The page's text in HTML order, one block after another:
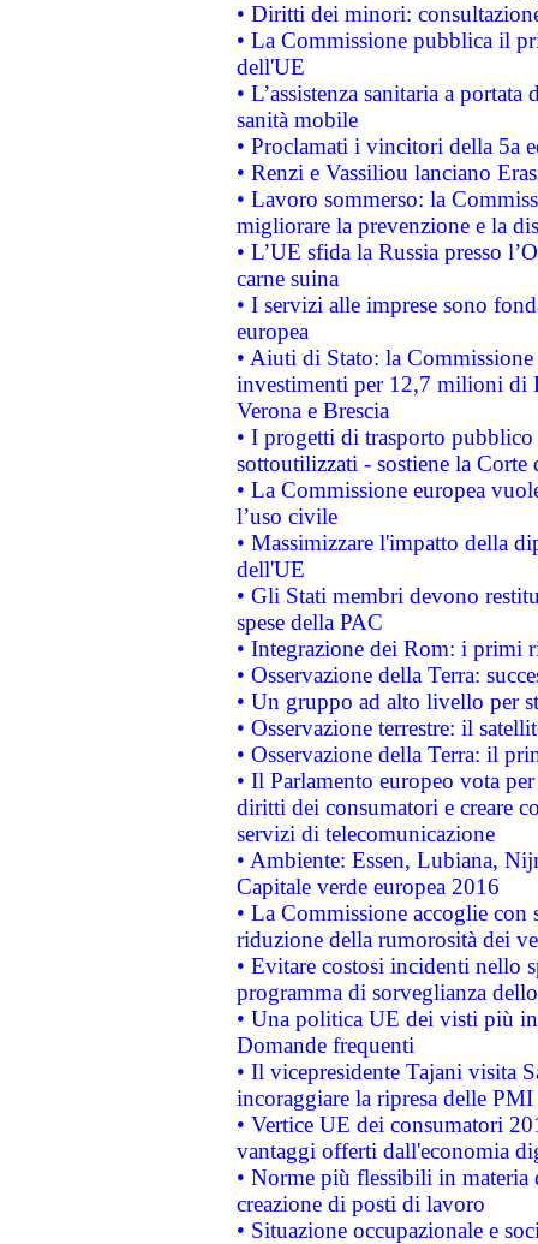
• Diritti dei minori:
• La Commissione pubblica il
dell'UE
• L’assistenza sanitaria a
sanità mobile
• Proclamati i vincitori della 5a
• Renzi e Vassiliou lanciano
• Lavoro sommerso: la
migliorare la prevenzione e la
• L’UE sfida la Russia presso
carne suina
• I servizi alle imprese sono
europea
• Aiuti di Stato: la
investimenti per 12,7 milioni di
Verona e Brescia
• I progetti di trasporto
sottoutilizzati - sostiene la Corte
• La Commissione europea
l’uso civile
• Massimizzare l'impatto della
dell'UE
• Gli Stati membri devono
spese della PAC
• Integrazione dei Rom: i primi
• Osservazione della Terra:
• Un gruppo ad alto livello per
• Osservazione terrestre: il
• Osservazione della Terra: il
• Il Parlamento europeo vota
diritti dei consumatori e creare
servizi di telecomunicazione
• Ambiente: Essen, Lubiana,
Capitale verde europea 2016
• La Commissione accoglie
riduzione della rumorosità dei
• Evitare costosi incidenti nello
programma di sorveglianza
• Una politica UE dei visti più
Domande frequenti
• Il vicepresidente Tajani visita
incoraggiare la ripresa delle
• Vertice UE dei consumatori
vantaggi offerti dall'economia
• Norme più flessibili in materia
creazione di posti di lavoro
• Situazione occupazionale e